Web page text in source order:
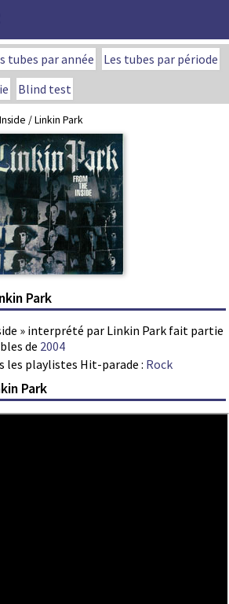
tubes par année
Les tubes par période
Blind test
/ Linkin Park
Park
» interprété par Linkin Park fait partie
de 2004
les playlistes Hit-parade : Rock
Park